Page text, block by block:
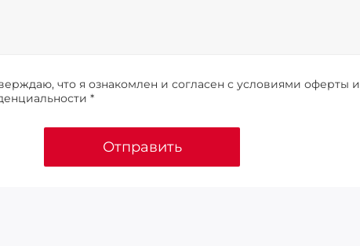
что я ознакомлен и согласен с условиями оферты и
*
Отправить